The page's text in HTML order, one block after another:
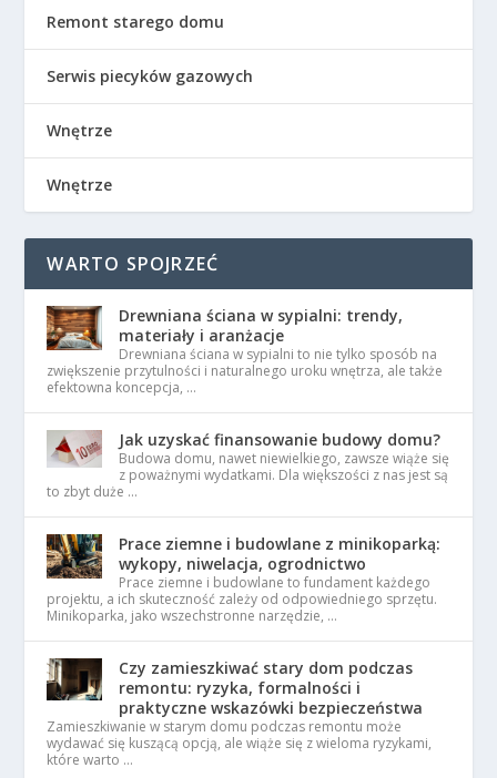
Remont starego domu
Serwis piecyków gazowych
Wnętrze
Wnętrze
WARTO SPOJRZEĆ
Drewniana ściana w sypialni: trendy,
materiały i aranżacje
Drewniana ściana w sypialni to nie tylko sposób na
zwiększenie przytulności i naturalnego uroku wnętrza, ale także
efektowna koncepcja, …
Jak uzyskać finansowanie budowy domu?
Budowa domu, nawet niewielkiego, zawsze wiąże się
z poważnymi wydatkami. Dla większości z nas jest są
to zbyt duże …
Prace ziemne i budowlane z minikoparką:
wykopy, niwelacja, ogrodnictwo
Prace ziemne i budowlane to fundament każdego
projektu, a ich skuteczność zależy od odpowiedniego sprzętu.
Minikoparka, jako wszechstronne narzędzie, …
Czy zamieszkiwać stary dom podczas
remontu: ryzyka, formalności i
praktyczne wskazówki bezpieczeństwa
Zamieszkiwanie w starym domu podczas remontu może
wydawać się kuszącą opcją, ale wiąże się z wieloma ryzykami,
które warto …